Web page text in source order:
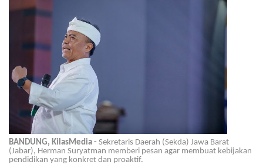
BANDUNG, KilasMedia - Sekretaris Daerah (Sekda) Jawa Barat
(Jabar), Herman Suryatman memberi pesan agar membuat kebijakan
pendidikan yang konkret dan proaktif.